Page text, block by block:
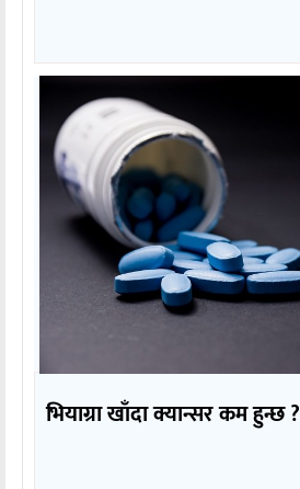
भियाग्रा खाँदा क्यान्सर कम हुन्छ ?